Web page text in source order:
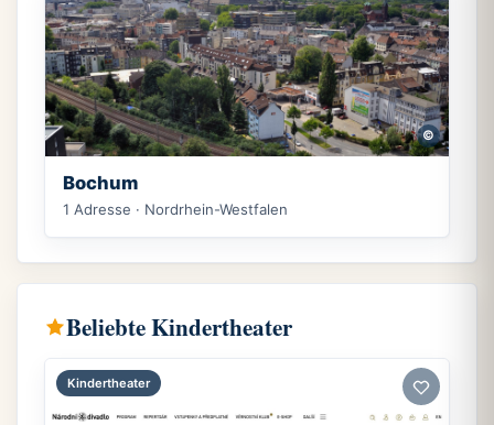
©
Bochum
1 Adresse · Nordrhein-Westfalen
Beliebte Kindertheater
Kindertheater